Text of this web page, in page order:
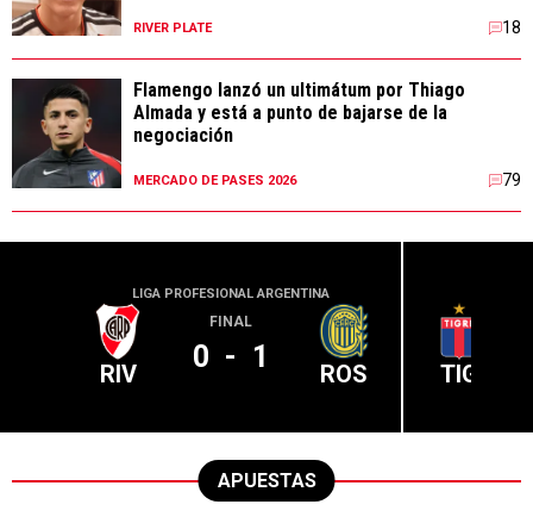
RIVER PLATE 18
Flamengo lanzó un ultimátum por Thiago
Almada y está a punto de bajarse de la
negociación
MERCADO DE PASES 2026 79
LIGA PROFESIONAL ARGENTINA
RIV
FINAL
0 - 1 ROS TIG
APUESTAS